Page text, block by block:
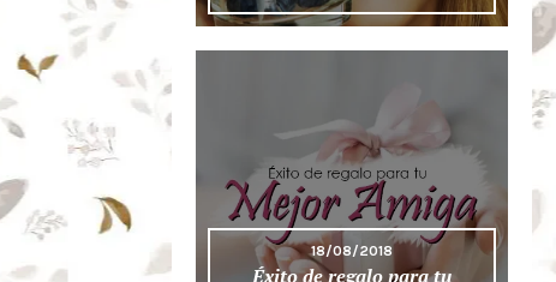
18/08/2018
Éxito de regalo para tu